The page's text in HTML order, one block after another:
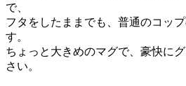
で、
フタをしたままでも、普通のコッ
す。
ちょっと大きめのマグで、豪快に
さい。